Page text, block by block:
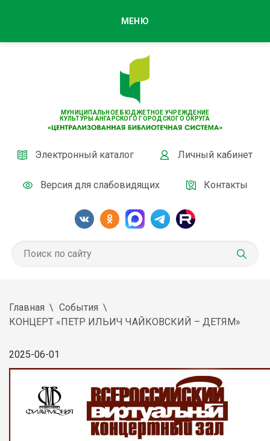
МУНИЦИПАЛЬНОЕ БЮДЖЕТНОЕ УЧРЕЖДЕНИЕ
КУЛЬТУРЫ АНГАРСКОГО ГОРОДСКОГО ОКРУГА
Электронный каталог Личный кабинет
Версия для слабовидящих Контакты
МЕНЮ
Главная
События
КОНЦЕРТ «ПЕТР ИЛЬИЧ ЧАЙКОВСКИЙ – ДЕТЯМ»
2025-06-01